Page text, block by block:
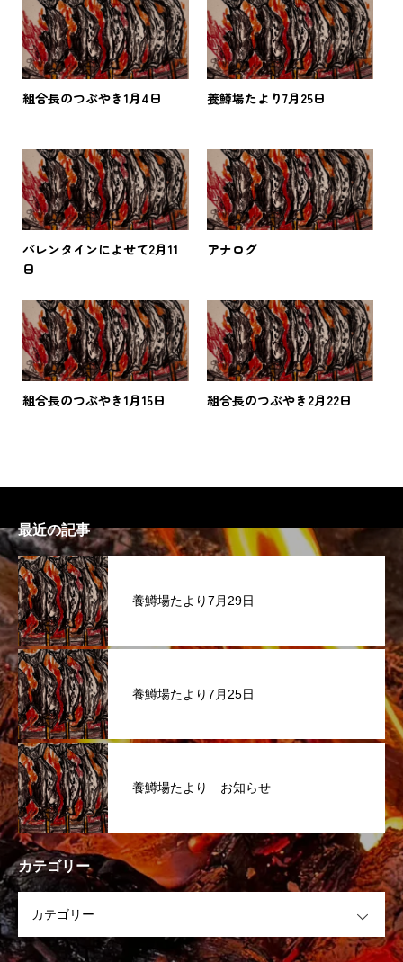
組合長のつぶやき1月4日 養鱒場たより7月25日
バレンタインによせて2月11
日
アナログ
組合長のつぶやき1月15日 組合長のつぶやき2月22日
最近の記事
養鱒場たより7月29日
養鱒場たより7月25日
養鱒場たより お知らせ
カテゴリー